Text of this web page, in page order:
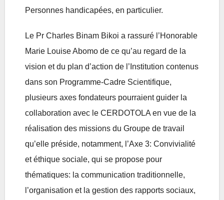
Personnes handicapées, en particulier.
Le Pr Charles Binam Bikoi a rassuré l’Honorable
Marie Louise Abomo de ce qu’au regard de la
vision et du plan d’action de l’Institution contenus
dans son Programme-Cadre Scientifique,
plusieurs axes fondateurs pourraient guider la
collaboration avec le CERDOTOLA en vue de la
réalisation des missions du Groupe de travail
qu’elle préside, notamment, l’Axe 3: Convivialité
et éthique sociale, qui se propose pour
thématiques: la communication traditionnelle,
l’organisation et la gestion des rapports sociaux,